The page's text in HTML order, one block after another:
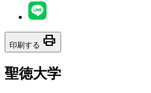
印刷する print
聖徳大学